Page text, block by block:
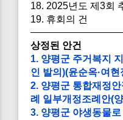
18. 2025년도 제3회
19. 휴회의 건
상정된 안건
1. 양평군 주거복지
인 발의)(윤순옥·여
2. 양평군 통합재정
례 일부개정조례안(
3. 양평군 야생동물